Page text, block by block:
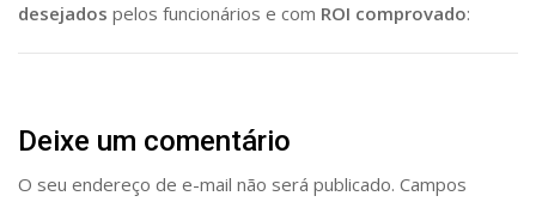
desejados pelos funcionários e com ROI comprovado:
Deixe um comentário
O seu endereço de e-mail não será publicado. Campos